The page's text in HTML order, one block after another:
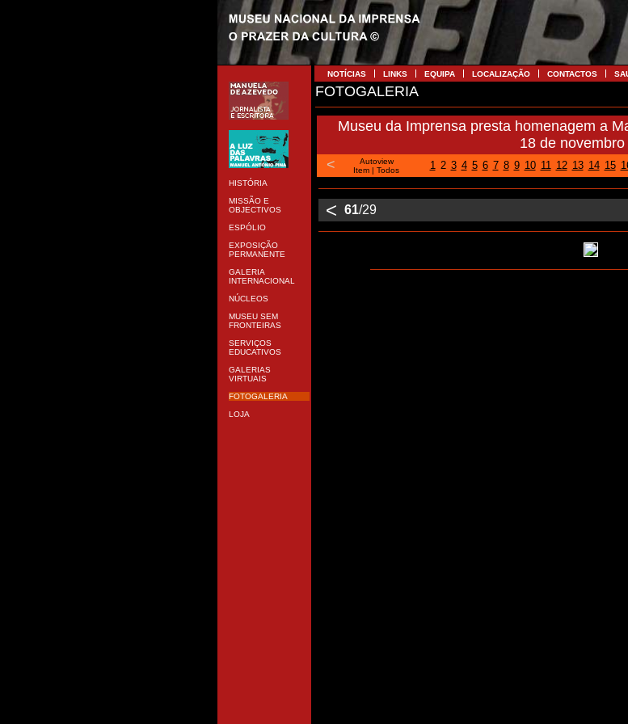
HISTÓRIA
MISSÃO E
OBJECTIVOS
ESPÓLIO
EXPOSIÇÃO
PERMANENTE
GALERIA
INTERNACIONAL
NÚCLEOS
MUSEU SEM
FRONTEIRAS
SERVIÇOS
EDUCATIVOS
GALERIAS
VIRTUAIS
FOTOGALERIA
LOJA
NOTÍCIAS LINKS EQUIPA LOCALIZAÇÃO CONTACTOS
FOTOGALERIA
Museu da Imprensa presta homenagem a
18 de
<
Autoview
Item | Todos 1 2 3 4 5 6 7 8 9 10 11 12 13 14 15
< 61/29